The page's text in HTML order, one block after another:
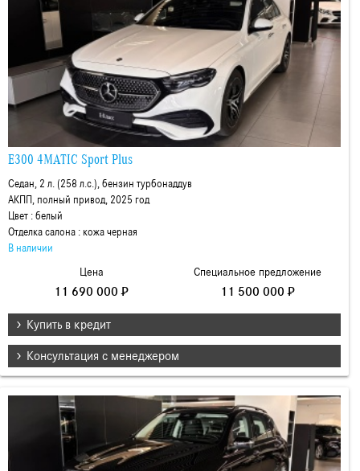
E300 4MATIC Sport Plus
Седан, 2 л. (258 л.с.), бензин турбонаддув
АКПП, полный привод, 2025 год
Цвет : белый
Отделка салона : кожа черная
В наличии
Цена
11 690 000 ₽
Специальное предложение
11 500 000 ₽
Купить в кредит
Консультация с менеджером